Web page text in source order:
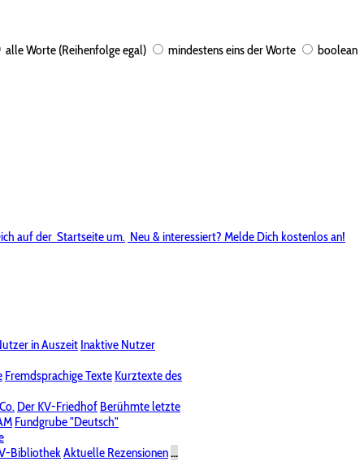
alle Worte (Reihenfolge egal) mindestens eins der Worte boolean
auf der Startseite um. Neu & interessiert? Melde Dich kostenlos an!
in Auszeit Inaktive Nutzer
Fremdsprachige Texte Kurztexte des
Der KV-Friedhof Berühmte letzte
Fundgrube "Deutsch"
BibliothekAktuelle Rezensionen...